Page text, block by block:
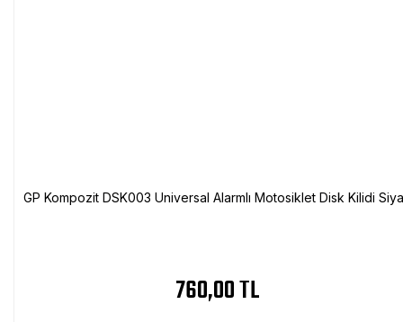
GP Kompozit DSK003 Universal Alarmlı Motosiklet Disk Kilidi
760,00 TL